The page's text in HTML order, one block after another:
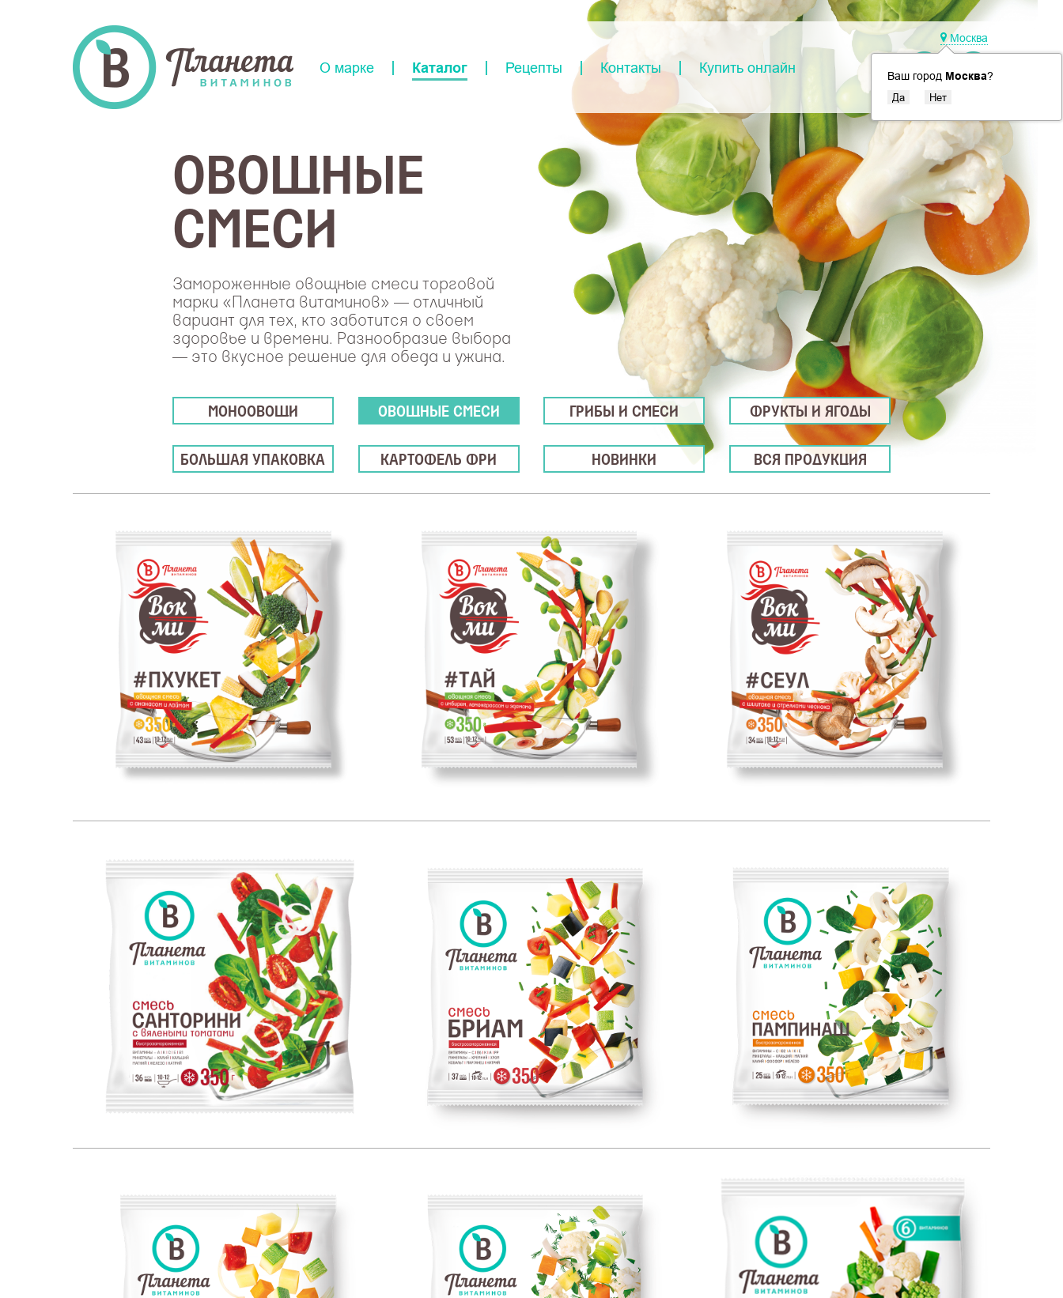
О марке Каталог Рецепты Контакты Купить онлайн
Москва
Ваш город Москва?
ОВОЩНЫЕ
СМЕСИ
Замороженные овощные смеси торговой
марки «Планета витаминов» — отличный
вариант для тех, кто заботится о своем
здоровье и времени. Разнообразие выбора
— это вкусное решение для обеда и ужина.
МОНООВОЩИ ОВОЩНЫЕ СМЕСИ ГРИБЫ И СМЕСИ ФРУКТЫ И ЯГОДЫ
БОЛЬШАЯ УПАКОВКА КАРТОФЕЛЬ ФРИ НОВИНКИ ВСЯ ПРОДУКЦИЯ
ЕСТЕСТВЕННЫЙ ИСТОЧНИК:
350
ЕСТЕСТВЕННЫЙ ИСТОЧНИК:
350
ЕСТЕСТВЕННЫЙ ИСТОЧНИК:
350
ЕСТЕСТВЕННЫЙ ИСТОЧНИК:
350
ЕСТЕСТВЕННЫЙ ИСТОЧНИК:
350
ЕСТЕСТВЕННЫЙ ИСТОЧНИК:
350
ЕСТЕСТВЕННЫЙ ИСТОЧНИК: ЕСТЕСТВЕННЫЙ ИСТОЧНИК: ЕСТЕСТВЕННЫЙ ИСТОЧНИК: